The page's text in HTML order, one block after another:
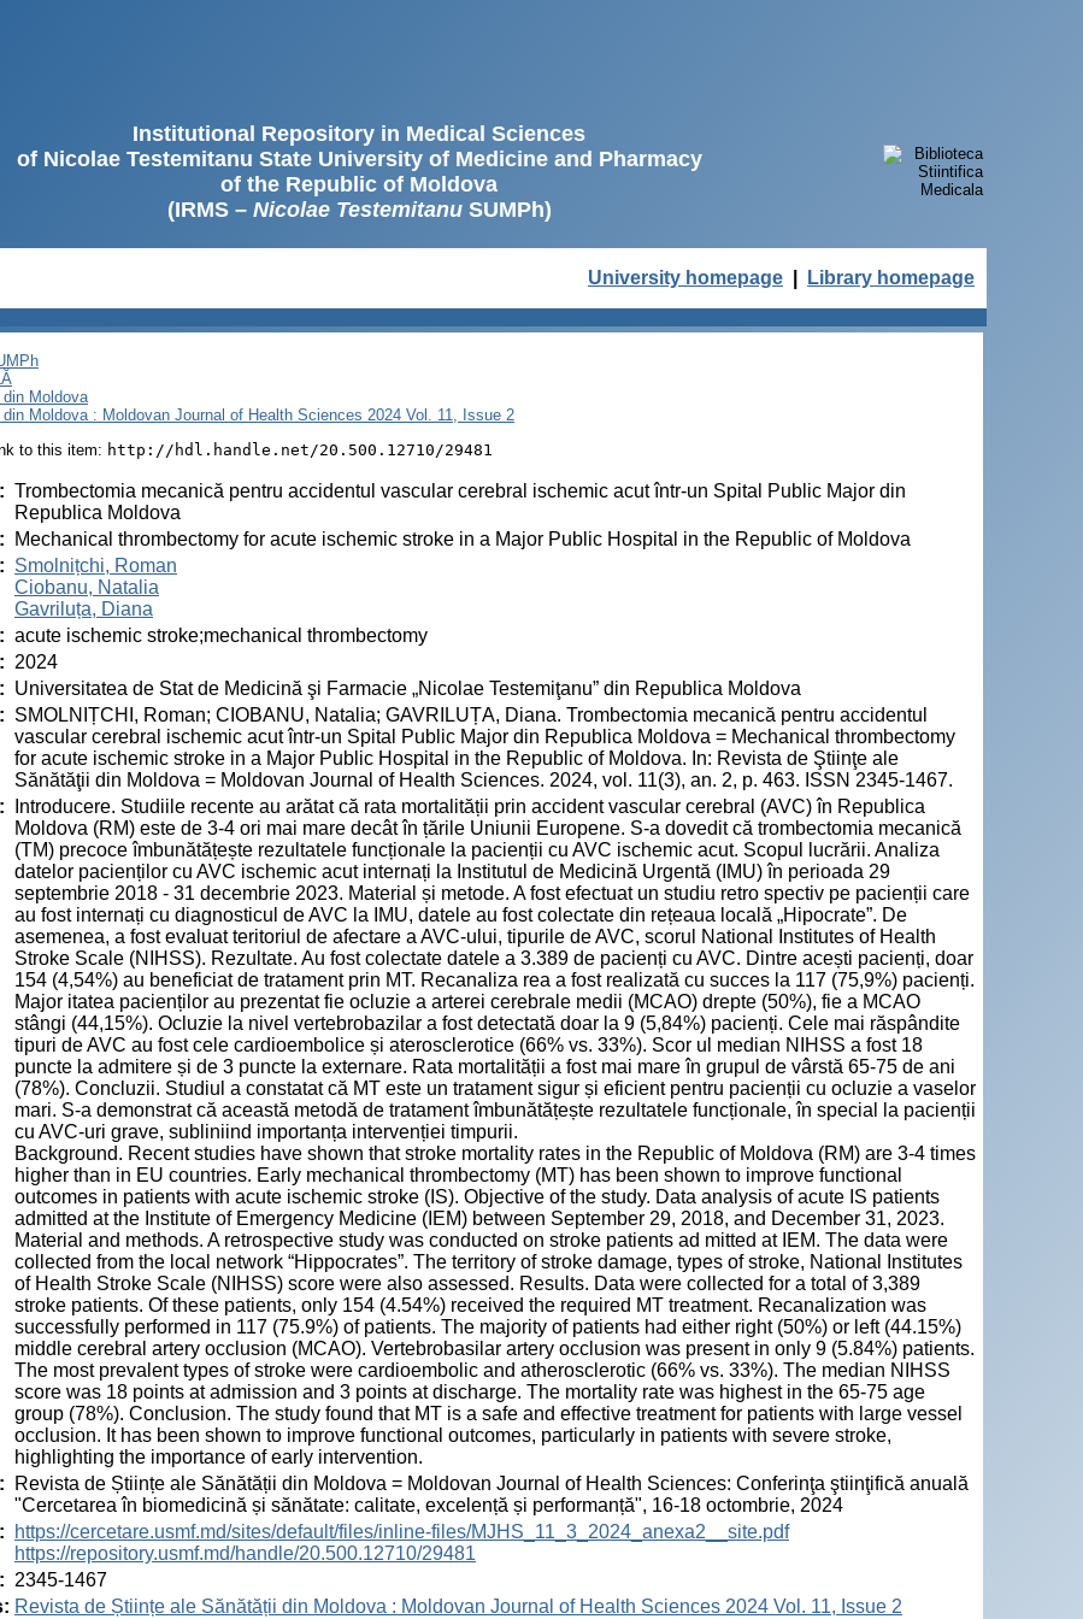
Institutional Repository in Medical Sciences
of Nicolae Testemitanu State University of Medicine and Pharmacy
of the Republic of Moldova
(IRMS – Nicolae TestemitanuSUMPh)
University homepage Library homepage
Moldova
Moldova : Moldovan Journal of Health Sciences 2024 Vol. 11, Issue 2
to this item: http://hdl.handle.net/20.500.12710/29481
: Trombectomia mecanică pentru accidentul vascular cerebral ischemic acut într-un Spital Public Major din
Republica Moldova
:
Mechanical thrombectomy for acute ischemic stroke in a Major Public Hospital in the Republic of Moldova
: Smolnițchi, Roman
Ciobanu, Natalia
Gavriluța, Diana
: acute ischemic stroke;mechanical thrombectomy
: 2024
: Universitatea de Stat de Medicină şi Farmacie „Nicolae Testemiţanu” din Republica Moldova
: SMOLNIȚCHI, Roman; CIOBANU, Natalia; GAVRILUȚA, Diana. Trombectomia mecanică pentru accidentul
vascular cerebral ischemic acut într-un Spital Public Major din Republica Moldova = Mechanical thrombectomy
for acute ischemic stroke in a Major Public Hospital in the Republic of Moldova. In: Revista de Ştiinţe ale
Sănătăţii din Moldova = Moldovan Journal of Health Sciences. 2024, vol. 11(3), an. 2, p. 463. ISSN 2345-1467.
:
Introducere. Studiile recente au arătat că rata mortalității prin accident vascular cerebral (AVC) în Republica
Moldova (RM) este de 3-4 ori mai mare decât în țările Uniunii Europene. S-a dovedit că trombectomia mecanică
(TM) precoce îmbunătățește rezultatele funcționale la pacienții cu AVC ischemic acut. Scopul lucrării. Analiza
datelor pacienților cu AVC ischemic acut internați la Institutul de Medicină Urgentă (IMU) în perioada 29
septembrie 2018 - 31 decembrie 2023. Material și metode. A fost efectuat un studiu retro spectiv pe pacienții care
au fost internați cu diagnosticul de AVC la IMU, datele au fost colectate din rețeaua locală „Hipocrate”. De
asemenea, a fost evaluat teritoriul de afectare a AVC-ului, tipurile de AVC, scorul National Institutes of Health
Stroke Scale (NIHSS). Rezultate. Au fost colectate datele a 3.389 de pacienți cu AVC. Dintre acești pacienți, doar
154 (4,54%) au beneficiat de tratament prin MT. Recanaliza rea a fost realizată cu succes la 117 (75,9%) pacienți.
Major itatea pacienților au prezentat fie ocluzie a arterei cerebrale medii (MCAO) drepte (50%), fie a MCAO
stângi (44,15%). Ocluzie la nivel vertebrobazilar a fost detectată doar la 9 (5,84%) pacienți. Cele mai răspândite
tipuri de AVC au fost cele cardioembolice și aterosclerotice (66% vs. 33%). Scor ul median NIHSS a fost 18
puncte la admitere și de 3 puncte la externare. Rata mortalității a fost mai mare în grupul de vârstă 65-75 de ani
(78%). Concluzii. Studiul a constatat că MT este un tratament sigur și eficient pentru pacienții cu ocluzie a vaselor
mari. S-a demonstrat că această metodă de tratament îmbunătățește rezultatele funcționale, în special la pacienții
cu AVC-uri grave, subliniind importanța intervenției timpurii.
Background. Recent studies have shown that stroke mortality rates in the Republic of Moldova (RM) are 3-4 times
higher than in EU countries. Early mechanical thrombectomy (MT) has been shown to improve functional
outcomes in patients with acute ischemic stroke (IS). Objective of the study. Data analysis of acute IS patients
admitted at the Institute of Emergency Medicine (IEM) between September 29, 2018, and December 31, 2023.
Material and methods. A retrospective study was conducted on stroke patients ad mitted at IEM. The data were
collected from the local network “Hippocrates”. The territory of stroke damage, types of stroke, National Institutes
of Health Stroke Scale (NIHSS) score were also assessed. Results. Data were collected for a total of 3,389
stroke patients. Of these patients, only 154 (4.54%) received the required MT treatment. Recanalization was
successfully performed in 117 (75.9%) of patients. The majority of patients had either right (50%) or left (44.15%)
middle cerebral artery occlusion (MCAO). Vertebrobasilar artery occlusion was present in only 9 (5.84%) patients.
The most prevalent types of stroke were cardioembolic and atherosclerotic (66% vs. 33%). The median NIHSS
score was 18 points at admission and 3 points at discharge. The mortality rate was highest in the 65-75 age
group (78%). Conclusion. The study found that MT is a safe and effective treatment for patients with large vessel
occlusion. It has been shown to improve functional outcomes, particularly in patients with severe stroke,
highlighting the importance of early intervention.
:
Revista de Științe ale Sănătății din Moldova = Moldovan Journal of Health Sciences: Conferinţa ştiinţifică anuală
"Cercetarea în biomedicină și sănătate: calitate, excelență și performanță", 16-18 octombrie, 2024
:
https://cercetare.usmf.md/sites/default/files/inline-files/MJHS_11_3_2024_anexa2__site.pdf
https://repository.usmf.md/handle/20.500.12710/29481
: 2345-1467
Revista de Științe ale Sănătății din Moldova : Moldovan Journal of Health Sciences 2024 Vol. 11, Issue 2